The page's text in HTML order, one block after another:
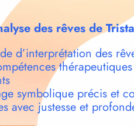
des rêves de
d’interprétation des
symbolique précis et
avec justesse et